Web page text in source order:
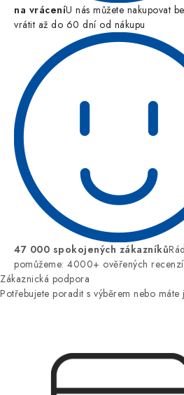
na vráceníU nás můžete nakupovat
vrátit až do 60 dní od nákupu
47 000 spokojených zákazníků
pomůžeme: 4000+ ověřených
Zákaznická podpora
Potřebujete poradit s výběrem nebo máte